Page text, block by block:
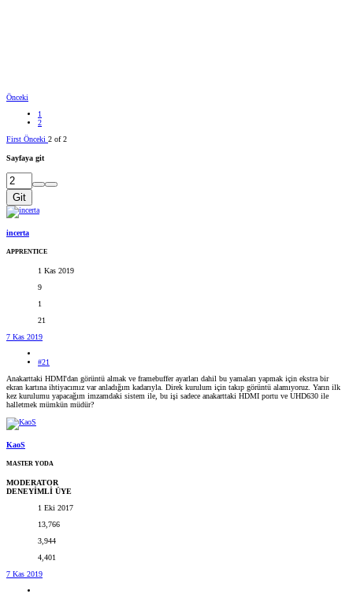
Önceki
1
2
First Önceki 2 of 2
Sayfaya git
Git
incerta
APPRENTICE
1 Kas 2019
9
1
21
7 Kas 2019
#21
Anakarttaki HDMI'dan görüntü almak ve framebuffer ayarları dahil bu yamaları yapmak için ekstra bir
ekran kartına ihtiyacımız var anladığım kadarıyla. Direk kurulum için takıp görüntü alamıyoruz. Yarın ilk
kez kurulumu yapacağım imzamdaki sistem ile, bu işi sadece anakarttaki HDMI portu ve UHD630 ile
halletmek mümkün müdür?
KaoS
MASTER YODA
MODERATOR
DENEYİMLİ ÜYE
1 Eki 2017
13,766
3,944
4,401
7 Kas 2019